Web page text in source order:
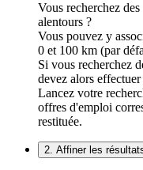
Vous recherchez
alentours ?
Vous pouvez y
0 et 100 km (par
Si vous recherchez
devez alors effectuer
Lancez votre
offres d'emploi
restituée.
2. Affiner les